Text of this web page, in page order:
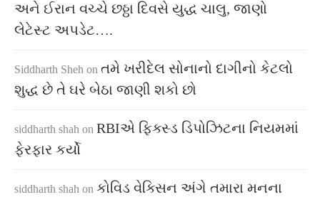
અને ઈરાન વચ્ચે છઠ્ઠા દિવસે યુદ્ધ ચાલુ, જાણો
લેટેસ્ટ અપડેટ….
Siddharth Sheh on તમે ખરીદેલ સોનાનો દાગીનો કેટલો
શુદ્ધ છે તે ઘરે બેઠા જાણી શકો છો
siddharth shah on RBIએ ફિક્સ્ડ ડિપોઝિટના નિયમમાં
ફેરફાર કર્યો
siddharth shah on કોવિડ વેક્સિન અંગે તમારા મનના